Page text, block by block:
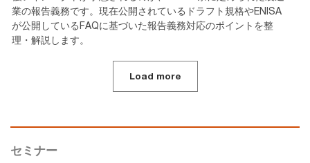
業の報告義務です。現在公開されているドラフト規格やENISA
が公開しているFAQに基づいた報告義務対応のポイントを整
理・解説します。
Load more
セミナー